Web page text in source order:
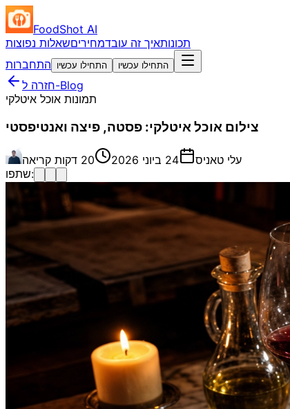
FoodShot AI
תכונותאיך זה עובדמחיריםשאלות נפוצות
התחברות
התחילו עכשיו התחילו עכשיו
חזרה ל-Blog
תמונות אוכל איטלקי
צילום אוכל איטלקי: פסטה, פיצה ואנטיפסטי
עלי טאניס 24 ביוני 2026
20 דקות קריאה
שתפו: